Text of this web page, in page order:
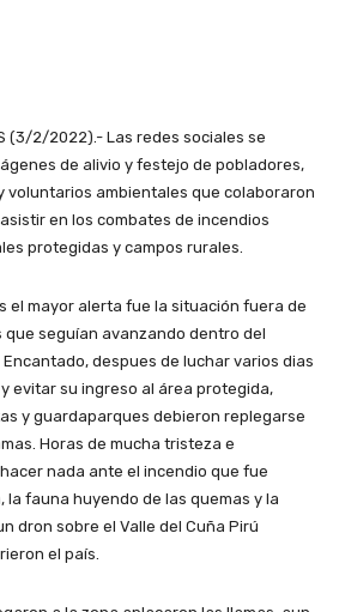
(3/2/2022).- Las redes sociales se
de alivio y festejo de pobladores,
voluntarios ambientales que colaboraron
en los combates de incendios
protegidas y campos rurales.
el mayor alerta fue la situación fuera de
seguían avanzando dentro del
despues de luchar varios dias
evitar su ingreso al área protegida,
y guardaparques debieron replegarse
Horas de mucha tristeza e
nada ante el incendio que fue
fauna huyendo de las quemas y la
dron sobre el Valle del Cuña Pirú
el país.